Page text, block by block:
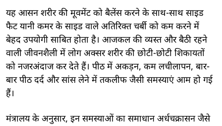
यह आसन शरीर की मूवमेंट को बैलेंस करने के साथ-साथ साइड
फैट यानी कमर के साइड वाले अतिरिक्त चर्बी को कम करने में
बेहद उपयोगी साबित होता है। आजकल की व्यस्त और बैठी रहने
वाली जीवनशैली में लोग अक्सर शरीर की छोटी-छोटी शिकायतों
को नजरअंदाज कर देते हैं। पीठ में अकड़न, कम लचीलापन, बार-
बार पीठ दर्द और सांस लेने में तकलीफ जैसी समस्याएं आम हो गई
हैं।
मंत्रालय के अनुसार, इन समस्याओं का समाधान अर्धचक्रासन जैसे